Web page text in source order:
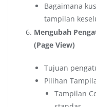
Bagaimana
tampilan
Mengubah
(Page View)
Tujuan
Pilihan
Tampilan